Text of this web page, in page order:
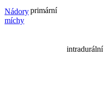
Nádory
míchy
primární
intradurální